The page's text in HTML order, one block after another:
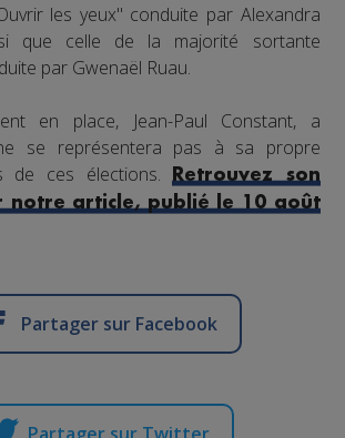
les yeux" conduite par Alexandra
que celle de la majorité sortante
par Gwenaël Ruau.
en place, Jean-Paul Constant, a
se représentera pas à sa propre
de ces élections. Retrouvez son
notre article, publié le 10 août
Partager sur Facebook
Partager sur Twitter